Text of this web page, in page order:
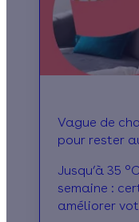
Vague de
pour rester
Jusqu’à 35
semaine :
améliorer